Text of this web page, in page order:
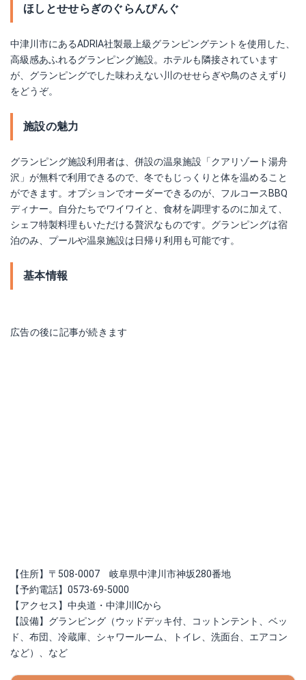
ほしとせせらぎのぐらんぴんぐ
中津川市にあるADRIA社製最上級グランピングテントを使用した、
高級感あふれるグランピング施設。ホテルも隣接されています
が、グランピングでした味わえない川のせせらぎや鳥のさえずり
をどうぞ。
施設の魅力
グランピング施設利用者は、併設の温泉施設「クアリゾート湯舟
沢」が無料で利用できるので、冬でもじっくりと体を温めること
ができます。オプションでオーダーできるのが、フルコースBBQ
ディナー。自分たちでワイワイと、食材を調理するのに加えて、
シェフ特製料理もいただける贅沢なものです。グランピングは宿
泊のみ、プールや温泉施設は日帰り利用も可能です。
基本情報
広告の後に記事が続きます
【住所】〒508-0007 岐阜県中津川市神坂280番地
【予約電話】0573-69-5000
【アクセス】中央道・中津川ICから
【設備】グランピング（ウッドデッキ付、コットンテント、ベッ
ド、布団、冷蔵庫、シャワールーム、トイレ、洗面台、エアコン
など）、など